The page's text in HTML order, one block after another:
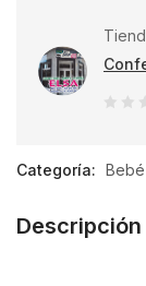
5
Categoría: Bebé